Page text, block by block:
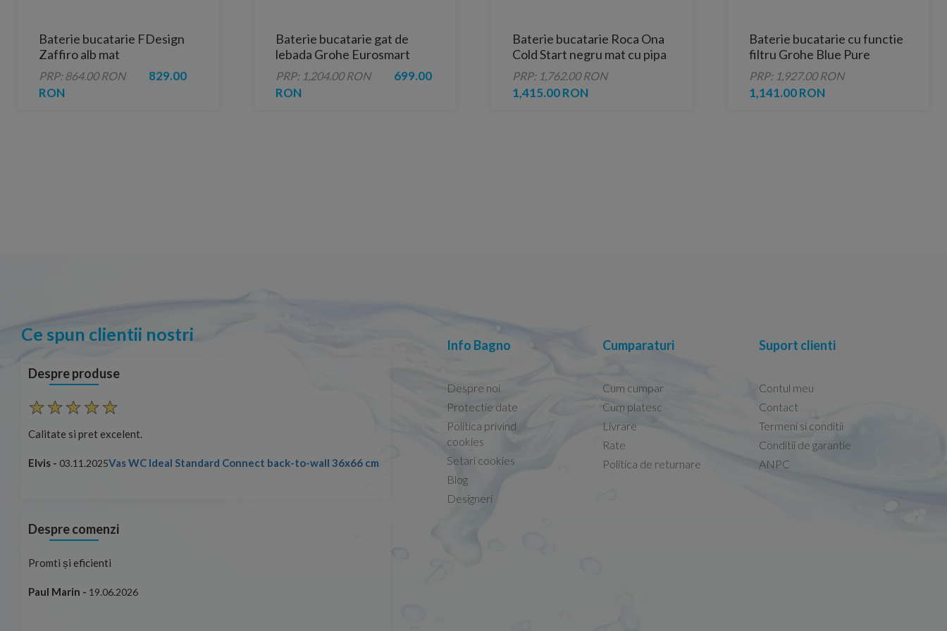
Baterie bucatarie FDesign
Zaffiro alb mat
monocomanda
PRP: 864.00 RON
829.00
RON
Baterie bucatarie gat de
lebada Grohe Eurosmart
Cosmopolitan crom lucios
PRP: 1,204.00 RON
699.00
RON
Baterie bucatarie Roca Ona
Cold Start negru mat cu pipa
rotativa
PRP: 1,762.00 RON
1,415.00 RON
Baterie bucatarie cu functie
filtru Grohe Blue Pure
Baucurve crom lucios
PRP: 1,927.00 RON
1,141.00 RON
Ce spun clientii nostri
Despre produse
Calitate si pret excelent.
Elvis - 03.11.2025Vas WC Ideal Standard Connect back-to-wall 36x66 cm
Calitate / Pret / Ok!
Set PROMO Radaway Nea cada, panou lateral frontal si
sifon R135 170 x 70 cm
Excelenta!
mircea -
Despre comenzi
Promti și eficienti
Paul Marin - 19.06.2026
Info Bagno
Despre noi
Protectie date
Politica privind
cookies
Setari cookies
Blog
Designeri
Cumparaturi
Cum cumpar
Cum platesc
Livrare
Rate
Politica de returnare
Suport clienti
Contul meu
Contact
Termeni si conditii
Conditii de garantie
ANPC